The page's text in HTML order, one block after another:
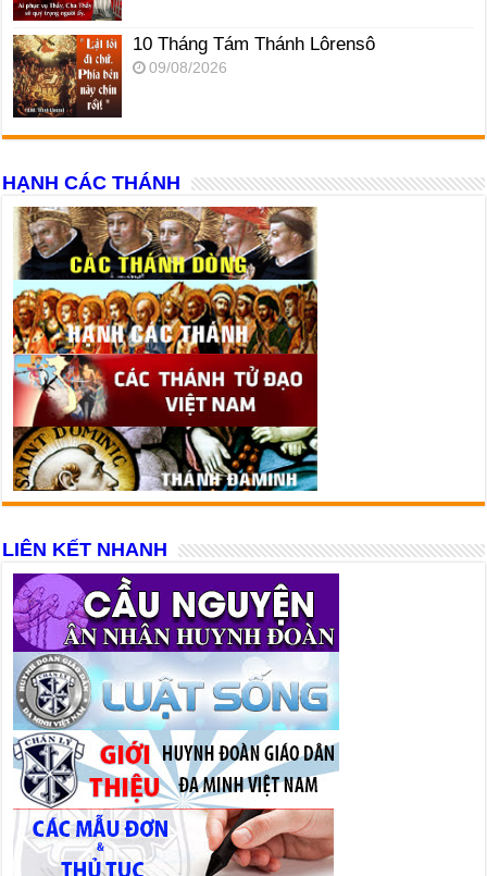
10 Tháng Tám Thánh Lôrensô
09/08/2026
HẠNH CÁC THÁNH
LIÊN KẾT NHANH